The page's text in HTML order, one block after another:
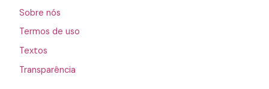
Sobre nós
Termos de uso
Textos
Transparência